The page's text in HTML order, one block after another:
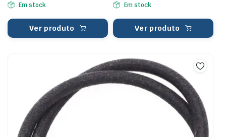
Em stock
Ver produto
Em stock
Ver produto